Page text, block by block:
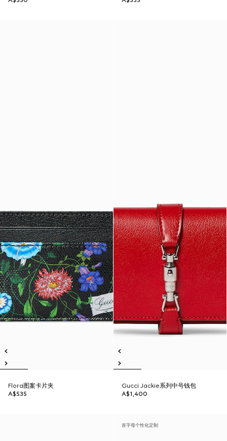
Flora图案卡片夹
A$535
Gucci Jackie系列中号钱包
A$1,400
首字母个性化定制